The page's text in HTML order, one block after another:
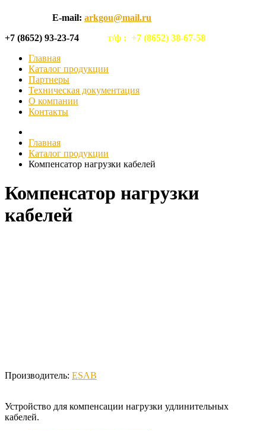
E-mail: arkgou@mail.ru
+7 (8652) 93-23-74 т/ф : +7 (8652) 38-67-58
Главная
Каталог продукции
Партнеры
Техническая документация
О компании
Контакты
Главная
Каталог продукции
Компенсатор нагрузки кабелей
Компенсатор нагрузки
кабелей
Производитель: ESAB
Устройство для компенсации нагрузки удлинительных
кабелей.